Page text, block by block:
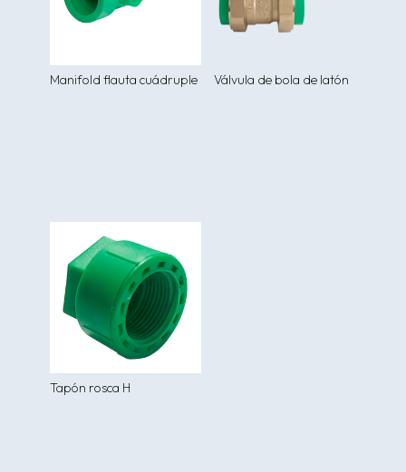
Manifold flauta cuádruple Válvula de bola de latón
Tapón rosca H